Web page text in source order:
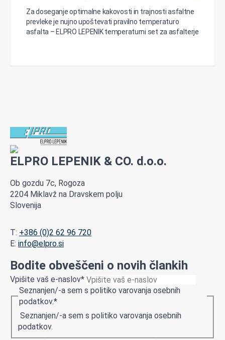
Za doseganje optimalne kakovosti in trajnosti asfaltne
prevleke je nujno upoštevati pravilno temperaturo
asfalta – ELPRO LEPENIK temperaturni set za asfalterje
ELPRO LEPENIK & CO. d.o.o.
Ob gozdu 7c, Rogoza
2204 Miklavž na Dravskem polju
Slovenija
T: +386 (0)2 62 96 720
E: info@elpro.si
Bodite obveščeni o novih člankih
Vpišite vaš e-naslov*
Seznanjen/-a sem s politiko varovanja osebnih
podatkov.*
Seznanjen/-a sem s politiko varovanja osebnih
podatkov.